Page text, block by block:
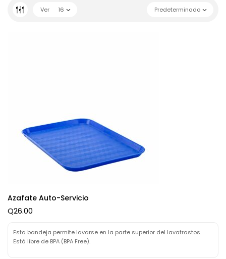
Predeterminado
Ver 16
Azafate Auto-Servicio
Q26.00
Esta bandeja permite lavarse en la parte superior del lavatrastos.
Está libre de BPA (BPA Free).